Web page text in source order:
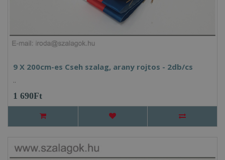
9 X 200cm-es Cseh szalag, arany rojtos - 2db/cs
..
1 690Ft